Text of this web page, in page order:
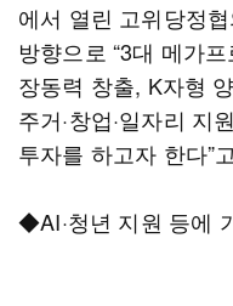
에서 열린 고위당정
방향으로 “3대 메가
장동력 창출, K자형
주거·창업·일자리 지
투자를 하고자 한다”
◆AI·청년 지원 등에